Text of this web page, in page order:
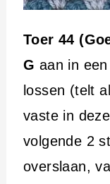
Toer 44
G aan in
lossen (telt
vaste in
volgende 2
overslaan,